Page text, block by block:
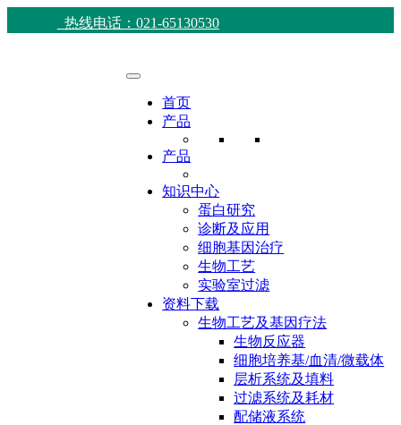
热线电话：021-65130530
首页
产品
产品
知识中心
蛋白研究
诊断及应用
细胞基因治疗
生物工艺
实验室过滤
资料下载
生物工艺及基因疗法
生物反应器
细胞培养基/血清/微载体
层析系统及填料
过滤系统及耗材
配储液系统